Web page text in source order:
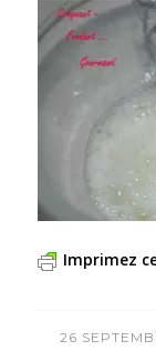
Imprimez
26